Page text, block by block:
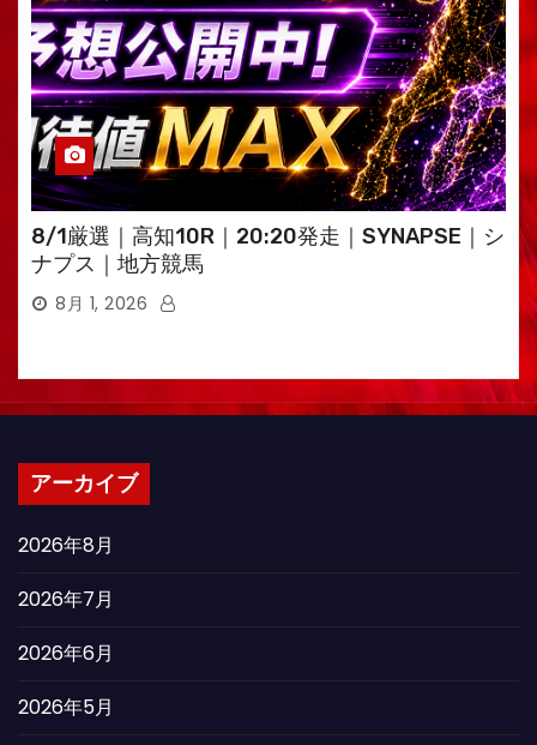
8/1厳選｜高知10R｜20:20発走｜SYNAPSE｜シ
ナプス｜地方競馬
8月 1, 2026
アーカイブ
2026年8月
2026年7月
2026年6月
2026年5月